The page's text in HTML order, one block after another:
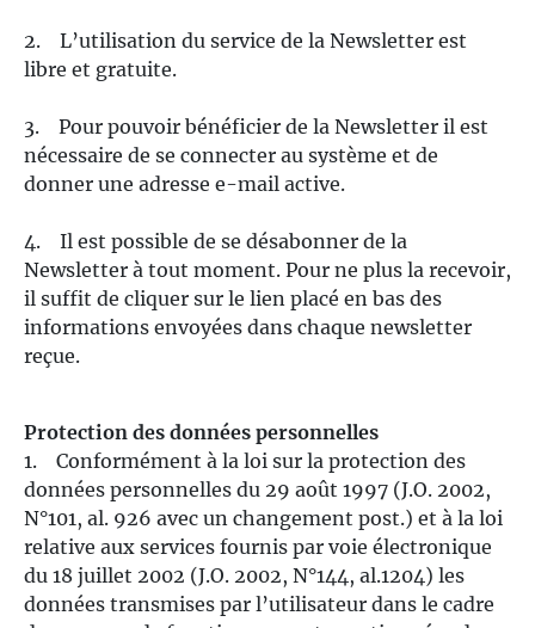
2. L’utilisation du service de la Newsletter est
libre et gratuite.
3. Pour pouvoir bénéficier de la Newsletter il est
nécessaire de se connecter au système et de
donner une adresse e-mail active.
4. Il est possible de se désabonner de la
Newsletter à tout moment. Pour ne plus la recevoir,
il suffit de cliquer sur le lien placé en bas des
informations envoyées dans chaque newsletter
reçue.
Protection des données personnelles
1. Conformément à la loi sur la protection des
données personnelles du 29 août 1997 (J.O. 2002,
N°101, al. 926 avec un changement post.) et à la loi
relative aux services fournis par voie électronique
du 18 juillet 2002 (J.O. 2002, N°144, al.1204) les
données transmises par l’utilisateur dans le cadre